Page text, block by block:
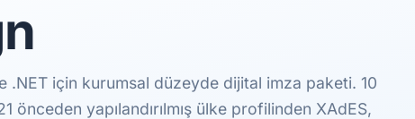
.NET için kurumsal düzeyde dijital imza paketi. 10
önceden yapılandırılmış ülke profilinden XAdES,